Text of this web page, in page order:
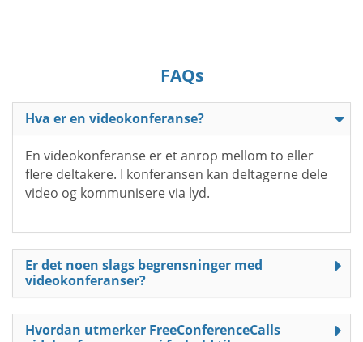
FAQs
Hva er en videokonferanse?
En videokonferanse er et anrop mellom to eller
flere deltakere. I konferansen kan deltagerne dele
video og kommunisere via lyd.
Er det noen slags begrensninger med
videokonferanser?
Hvordan utmerker FreeConferenceCalls